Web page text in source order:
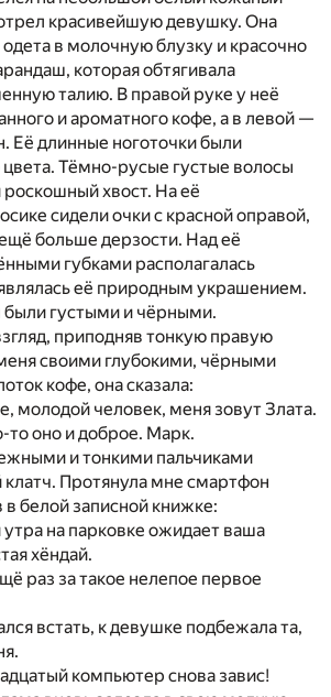
красивейшую девушку. Она
в молочную блузку и красочно
которая обтягивала
талию. В правой руке у неё
и ароматного кофе, а в левой —
Её длинные ноготочки были
Тёмно-русые густые волосы
хвост. На её
сидели очки с красной оправой,
больше дерзости. Над её
губками располагалась
её природным украшением.
густыми и чёрными.
приподняв тонкую правую
своими глубокими, чёрными
кофе, она сказала:
молодой человек, меня зовут Злата.
то оно и доброе. Марк.
и тонкими пальчиками
клатч. Протянула мне смартфон
белой записной книжке:
на парковке ожидает ваша
хёндай.
раз за такое нелепое первое
встать, к девушке подбежала та,
компьютер снова завис!